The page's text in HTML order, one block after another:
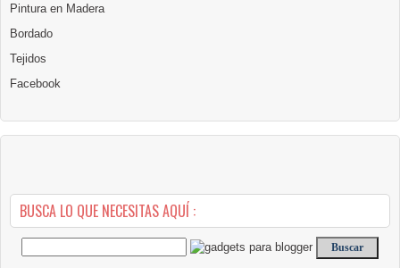
Pintura en Madera
Bordado
Tejidos
Facebook
BUSCA LO QUE NECESITAS AQUÍ :